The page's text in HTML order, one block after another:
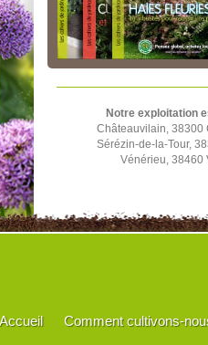
Notre exploitation
Châteauvilain, 38300
Sérézin-de-la-Tour,
Vénérieu, 38460
Accueil Comment cultivons-